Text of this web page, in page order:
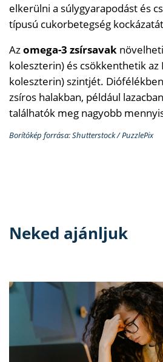
elkerülni a súlygyarapodást és
típusú cukorbetegség
Azomega-3 zsírsavak
koleszterin) és csökkenthetik az
koleszterin) szintjét.
zsíros halakban, például
találhatók meg nagyobb
Borítókép forrása: Shutterstock / PuzzlePix
Neked ajánljuk